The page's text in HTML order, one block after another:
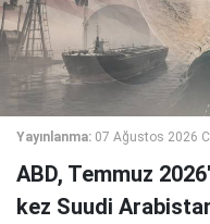
Yayınlanma: 07 Ağustos 2026
ABD, Temmuz
kez Suudi